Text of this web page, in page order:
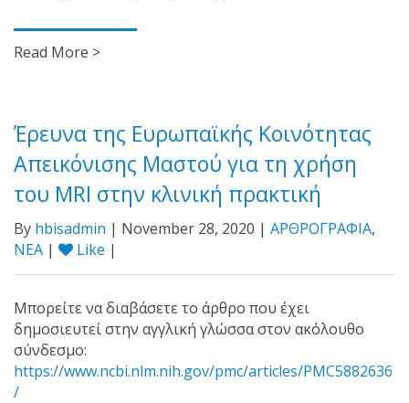
Read More >
Έρευνα της Ευρωπαϊκής Κοινότητας
Απεικόνισης Μαστού για τη χρήση
του MRI στην κλινική πρακτική
By hbisadmin | November 28, 2020 | ΑΡΘΡΟΓΡΑΦΙΑ,
ΝΕΑ | Like |
Μπορείτε να διαβάσετε το άρθρο που έχει
δημοσιευτεί στην αγγλική γλώσσα στον ακόλουθο
σύνδεσμο:
https://www.ncbi.nlm.nih.gov/pmc/articles/PMC5882636
/